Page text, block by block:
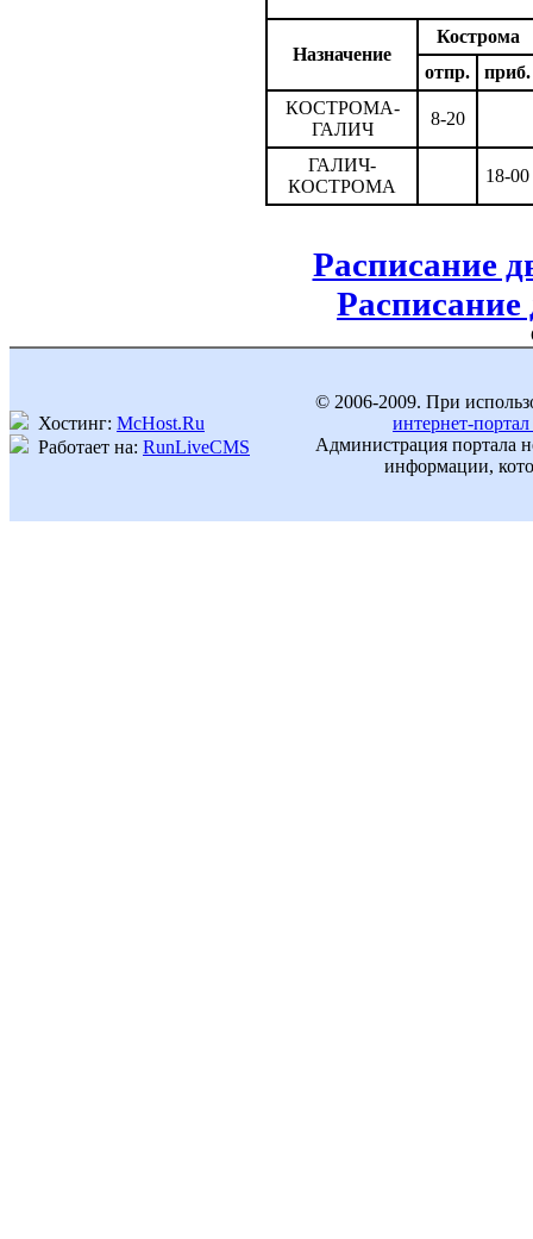
Назначение
Кострома
отпр.
приб.
КОСТРОМА-
ГАЛИЧ
8-20
ГАЛИЧ-
КОСТРОМА
18-00
Расписание
Хостинг: McHost.Ru
Работает на: RunLiveCMS
© 2006-2009. При
интернет-
Администрация портала
информации,